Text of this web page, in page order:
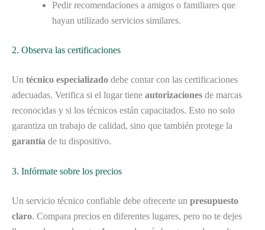
Pedir recomendaciones a amigos o familiares que
hayan utilizado servicios similares.
2. Observa las certificaciones
Un técnico especializado debe contar con las certificaciones
adecuadas. Verifica si el lugar tiene autorizaciones de marcas
reconocidas y si los técnicos están capacitados. Esto no solo
garantiza un trabajo de calidad, sino que también protege la
garantía de tu dispositivo.
3. Infórmate sobre los precios
Un servicio técnico confiable debe ofrecerte un presupuesto
claro. Compara precios en diferentes lugares, pero no te dejes